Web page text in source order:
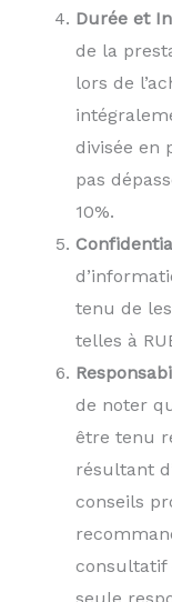
Durée et
de la
lors de
divisée en
pas
10%.
tenu de
telles à
de noter
être tenu
résultant
conseils